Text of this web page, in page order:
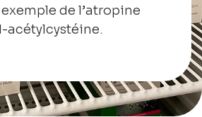
de l’atropine
acétylcystéine.